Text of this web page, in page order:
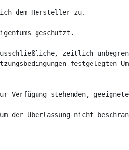
dem Hersteller zu.
geschützt.
zeitlich
festgelegten
stehenden,
der Überlassung nicht